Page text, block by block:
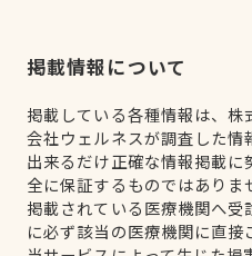
掲載情報について
掲載している各種情報は、
会社ウェルネスが調査した情
出来るだけ正確な情報掲載
全に保証するものではありま
掲載されている医療機関へ
に必ず該当の医療機関に直接